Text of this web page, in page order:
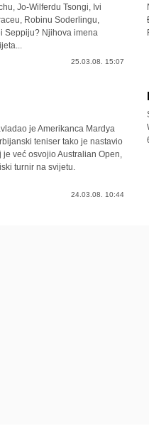
Jo-Wilferdu Tsongi, Ivi
Robinu Soderlingu,
Seppiju? Njihova imena
25.03.08. 15:07
je Amerikanca Mardya
teniser tako je nastavio
već osvojio Australian Open,
turnir na svijetu.
24.03.08. 10:44